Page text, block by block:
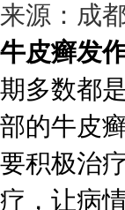
来源： 成
牛皮癣发
期多数都
部的牛皮
要积极治
疗，让病